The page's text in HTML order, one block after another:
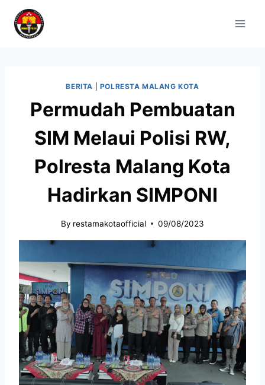
BERITA POLRESTA MALANG KOTA
Permudah Pembuatan
SIM Melaui Polisi RW,
Polresta Malang Kota
Hadirkan SIMPONI
By restamakotaofficial 09/08/2023